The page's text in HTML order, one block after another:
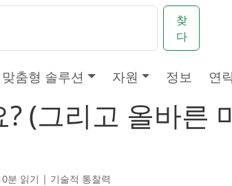
찾
다
맞춤형 솔루션 자원 정보 연
(그리고 올바른
분 읽기 | 기술적 통찰력